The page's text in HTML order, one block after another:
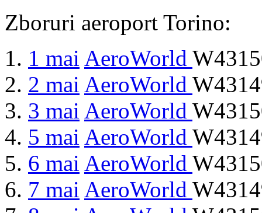
Zboruri aeroport Torino:
1 mai AeroWorld
2 mai AeroWorld
3 mai AeroWorld
5 mai AeroWorld
6 mai AeroWorld
7 mai AeroWorld